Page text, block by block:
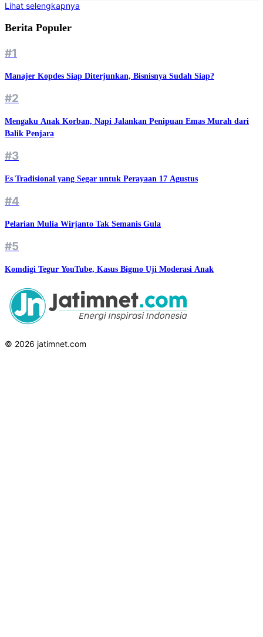
Lihat selengkapnya
Berita Populer
#1
Manajer Kopdes Siap Diterjunkan, Bisnisnya Sudah Siap?
#2
Mengaku Anak Korban, Napi Jalankan Penipuan Emas Murah dari
Balik Penjara
#3
Es Tradisional yang Segar untuk Perayaan 17 Agustus
#4
Pelarian Mulia Wirjanto Tak Semanis Gula
#5
Komdigi Tegur YouTube, Kasus Bigmo Uji Moderasi Anak
© 2026 jatimnet.com